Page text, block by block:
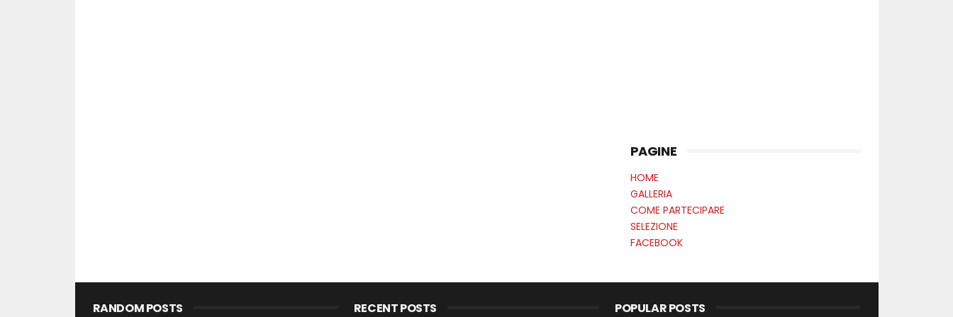
PAGINE
HOME
GALLERIA
COME PARTECIPARE
SELEZIONE
FACEBOOK
RANDOM POSTS RECENT POSTS POPULAR POSTS